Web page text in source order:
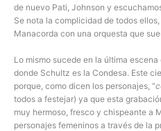
de nuevo Pati, Johnson y
Se nota la complicidad de todos
Manacorda con una orquesta que
Lo mismo sucede en la última escena
donde Schultz es la Condesa. Este
porque, como dicen los personajes, “
todos a festejar) ya que esta
muy hermoso, fresco y chispeante a
personajes femeninos a través de la